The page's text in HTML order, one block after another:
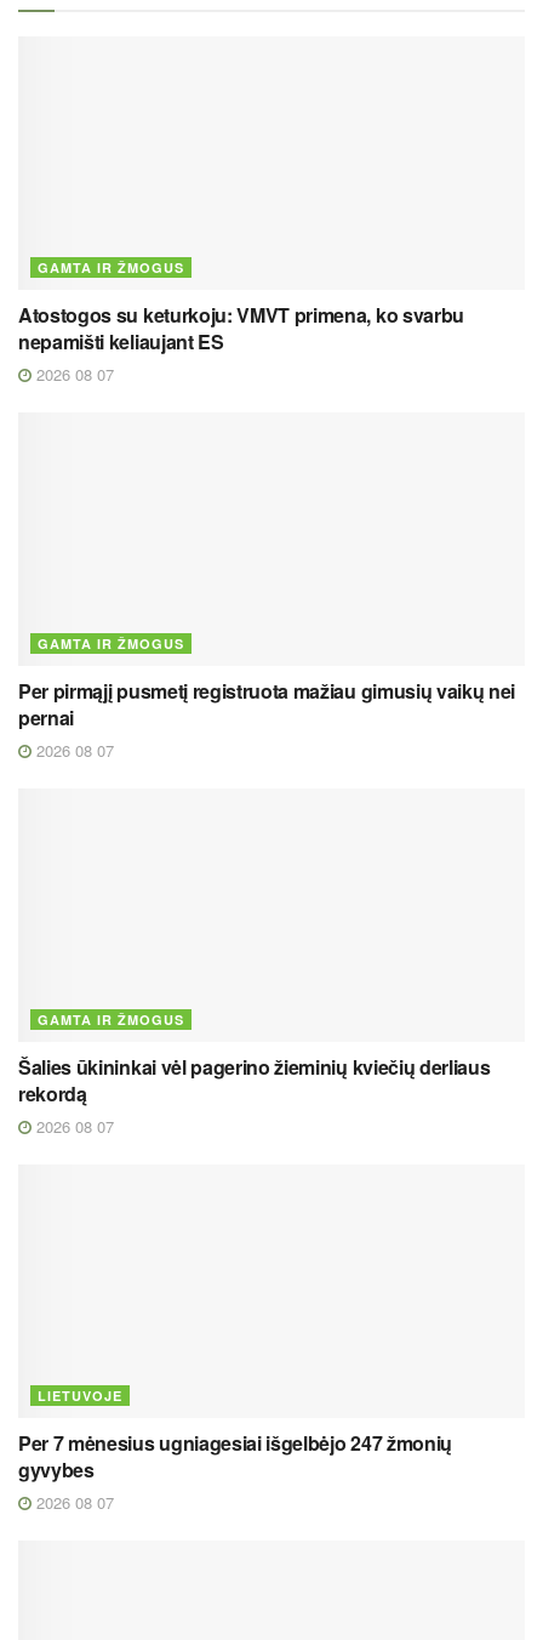
GAMTA IR ŽMOGUS
Atostogos su keturkoju: VMVT primena, ko svarbu
nepamišti keliaujant ES
2026 08 07
GAMTA IR ŽMOGUS
Per pirmąjį pusmetį registruota mažiau gimusių vaikų nei
pernai
2026 08 07
GAMTA IR ŽMOGUS
Šalies ūkininkai vėl pagerino žieminių kviečių derliaus
rekordą
2026 08 07
LIETUVOJE
Per 7 mėnesius ugniagesiai išgelbėjo 247 žmonių
gyvybes
2026 08 07